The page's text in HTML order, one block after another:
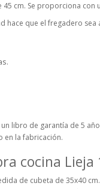
cm. Se proporciona con
hace que el fregadero
libro de garantía de 5
en la fabricación.
cocina Lieja
de cubeta de 35x40